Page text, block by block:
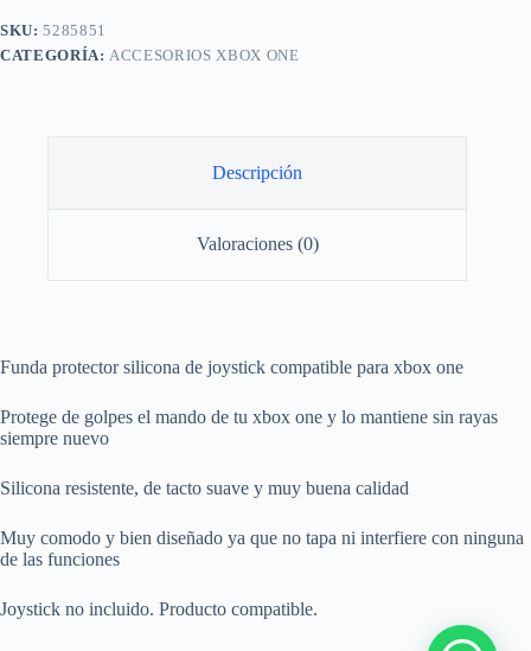
Para
One
SKU:5285851
CATEGORÍA:ACCESORIOS XBOX ONE
Descripción
Valoraciones (0)
Funda protector silicona de joystick compatible para xbox one
Protege de golpes el mando de tu xbox one y lo mantiene sin rayas
siempre nuevo
Silicona resistente, de tacto suave y muy buena calidad
Muy comodo y bien diseñado ya que no tapa ni interfiere con ninguna
de las funciones
Joystick no incluido. Producto compatible.